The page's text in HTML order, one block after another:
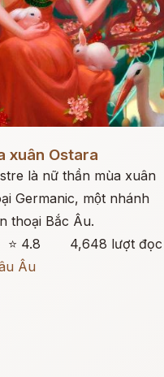
xuân Ostara
là nữ thần mùa xuân
Germanic, một nhánh
thoại Bắc Âu.
⭐ 4.8
4,648 lượt đọc
Âu